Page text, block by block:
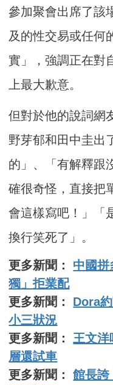
參加聚會出席了該
及的性交易或任何
實」，強調正在對
上最大歉意。
但對於他的說詞網
野芽郁和田中圭出
的」、「有解釋跟
確很奇怪，直接把
會這樣寫吧！」「
換行笑死了」。
更多新聞： 中國拼
獨」拒業配
更多新聞： Dora
小三狀況
更多新聞： 王文洋
層還試車
更多新聞：館長誇